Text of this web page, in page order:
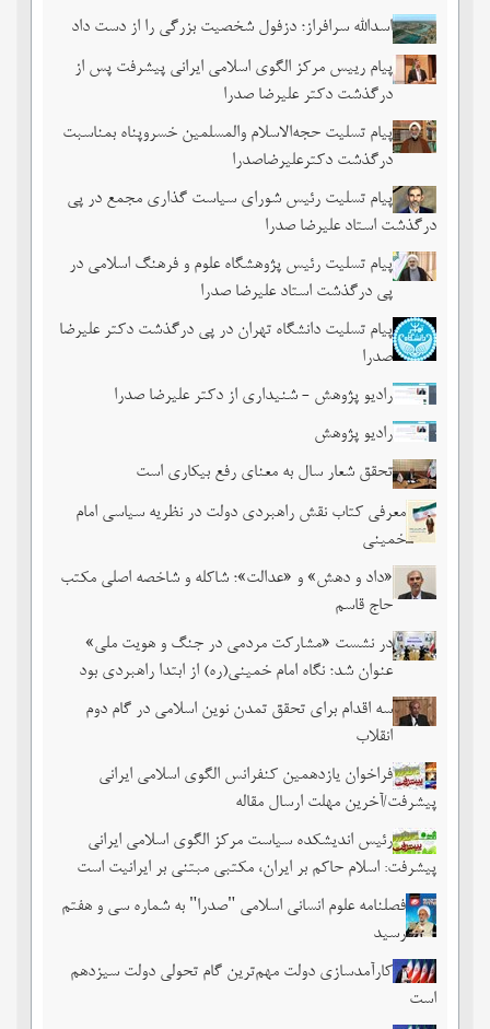
اسدالله سرافراز؛ دزفول شخصیت بزرگی را از دست داد
پیام رییس مرکز الگوی اسلامی ایرانی پیشرفت پس از
درگذشت دکتر علیرضا صدرا
پیام تسلیت حجه‌الاسلام والمسلمین خسروپناه بمناسبت
درگذشت دکترعلیرضاصدرا
پیام تسلیت رئیس شورای سیاست گذاری مجمع در پی
درگذشت استاد علیرضا صدرا
پیام تسلیت رئیس پژوهشگاه علوم و فرهنگ اسلامی در
پی درگذشت استاد علیرضا صدرا
پیام تسلیت دانشگاه تهران در پی درگذشت دکتر علیرضا
صدرا
رادیو پژوهش - شنیداری از دکتر علیرضا صدرا
رادیو پژوهش
تحقق شعار سال به معنای رفع بیکاری است
معرفی کتاب نقش راهبردی دولت در نظریه سیاسی امام
خمینی
«داد و دهش» و «عدالت»؛ شاکله و شاخصه اصلی مکتب
حاج قاسم
در نشست «مشارکت مردمی در جنگ و هویت ملی»
عنوان شد؛ نگاه امام خمینی(ره) از ابتدا راهبردی بود
سه اقدام برای تحقق تمدن نوین اسلامی در گام دوم
انقلاب
فراخوان یازدهمین کنفرانس الگوی اسلامی ایرانی
پیشرفت/آخرین مهلت ارسال مقاله
رئیس اندیشکده سیاست مرکز الگوی اسلامی ایرانی
پیشرفت: اسلام حاکم بر ایران، مکتبی مبتنی بر ایرانیت است
فصلنامه علوم انسانی اسلامی "صدرا" به شماره سی و هفتم
رسید
کارآمدسازی دولت مهم‌ترین گام تحولی دولت سیزدهم
است